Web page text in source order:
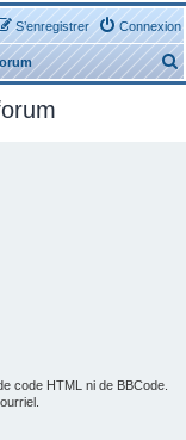
Connexion
S’enregistrer
e
code HTML ni de BBCode.